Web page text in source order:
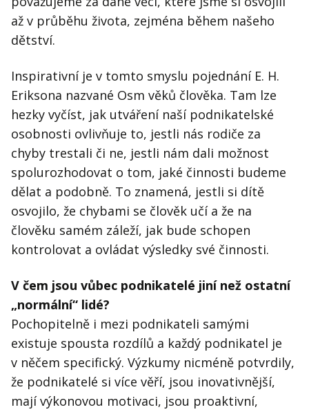
až v průběhu života, zejména během našeho
dětství.
Inspirativní je v tomto smyslu pojednání E. H.
Eriksona nazvané Osm věků člověka. Tam lze
hezky vyčíst, jak utváření naší podnikatelské
osobnosti ovlivňuje to, jestli nás rodiče za
chyby trestali či ne, jestli nám dali možnost
spolurozhodovat o tom, jaké činnosti budeme
dělat a podobně. To znamená, jestli si dítě
osvojilo, že chybami se člověk učí a že na
člověku samém záleží, jak bude schopen
kontrolovat a ovládat výsledky své činnosti.
V čem jsou vůbec podnikatelé jiní než ostatní
„normální“ lidé?
Pochopitelně i mezi podnikateli samými
existuje spousta rozdílů a každý podnikatel je
v něčem specifický. Výzkumy nicméně potvrdily,
že podnikatelé si více věří, jsou inovativnější,
mají výkonovou motivaci, jsou proaktivní,